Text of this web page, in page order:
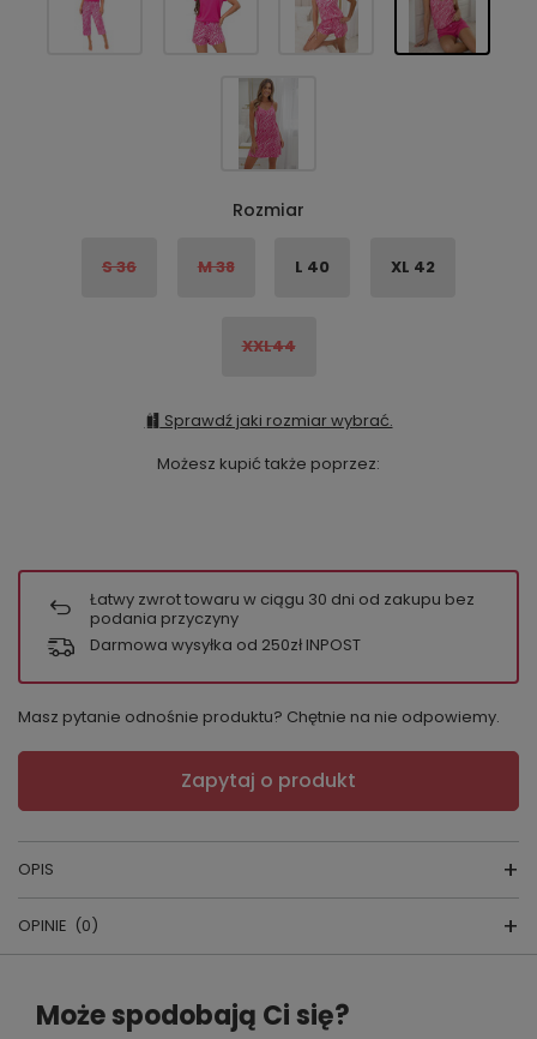
Rozmiar
S 36 M 38 L 40 XL 42
XXL44
Sprawdź jaki rozmiar wybrać.
Możesz kupić także poprzez:
Łatwy zwrot towaru w ciągu 30 dni od zakupu bez
podania przyczyny
Darmowa wysyłka od 250zł INPOST
Masz pytanie odnośnie produktu? Chętnie na nie odpowiemy.
Zapytaj o produkt
OPIS
Piżama
producent:DONNA
OPINIE (0)
Napisz swoją opinię
Może spodobają Ci się?